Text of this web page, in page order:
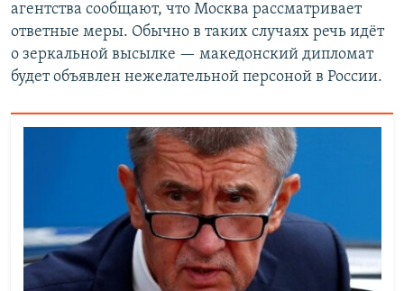
агентства сообщают, что Москва рассматривает
ответные меры. Обычно в таких случаях речь идёт
о зеркальной высылке — македонский дипломат
будет объявлен нежелательной персоной в России.